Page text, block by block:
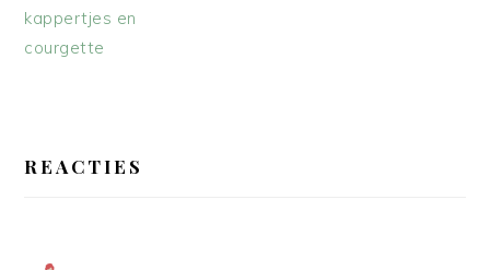
bericht:
kappertjes en
courgette
INTERACTIES
REACTIES